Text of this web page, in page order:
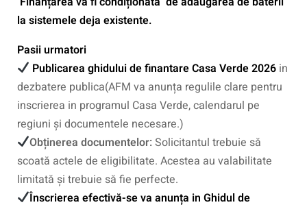
la sistemele deja existente.
Pasii urmatori
Publicarea ghidului de finantare Casa Verde 2026 in
dezbatere publica(AFM va anunța regulile clare pentru
inscrierea in programul Casa Verde, calendarul pe
regiuni și documentele necesare.)
Obținerea documentelor: Solicitantul trebuie să
scoată actele de eligibilitate. Acestea au valabilitate
limitată și trebuie să fie perfecte.
Înscrierea efectivă-se va anunța in Ghidul de